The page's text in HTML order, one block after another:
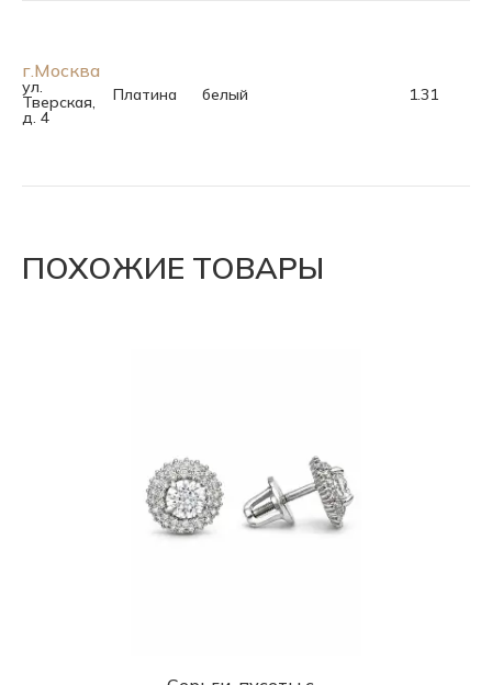
г.Москва
ул.
Тверская,
д. 4
Платина белый 1.31
ПОХОЖИЕ ТОВАРЫ